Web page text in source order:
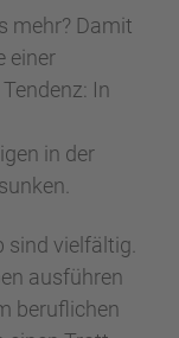
mehr? Damit
einer
In
in der
sind vielfältig.
ausführen
beruflichen